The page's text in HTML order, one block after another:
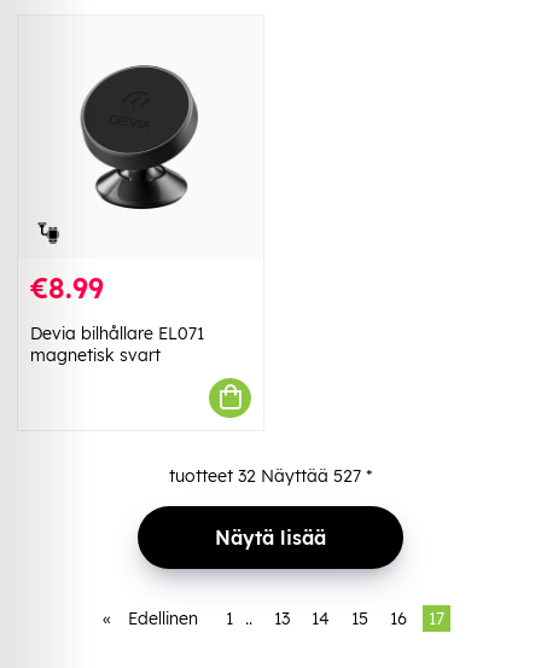
€8.99
Devia bilhållare EL071
magnetisk svart
tuotteet 32 Näyttää 527 *
Näytä lisää
« Edellinen 1 .. 13 14 15 16 17